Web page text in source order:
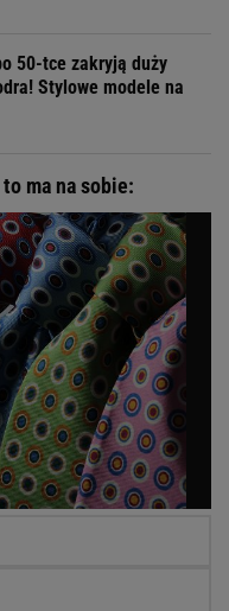
50-tce zakryją duży
Stylowe modele na
ma na sobie: